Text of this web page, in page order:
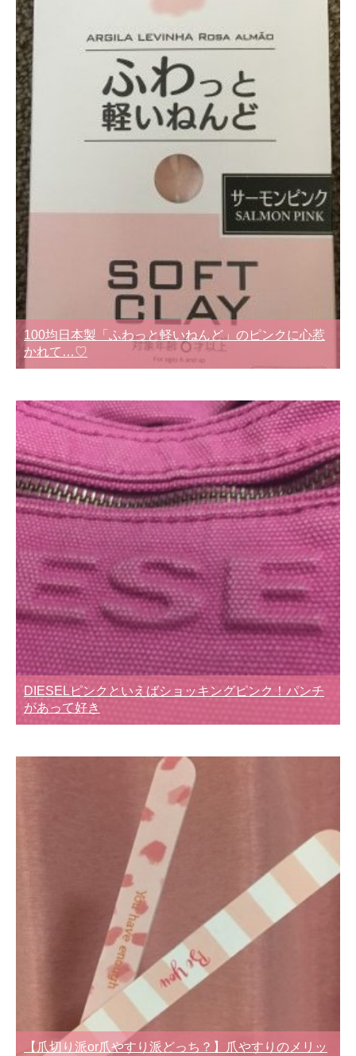
100均日本製「ふわっと軽いねんど」のピンクに心惹
かれて…♡
DIESELピンクといえばショッキングピンク！パンチ
があって好き
【爪切り派or爪やすり派どっち？】爪やすりのメリッ